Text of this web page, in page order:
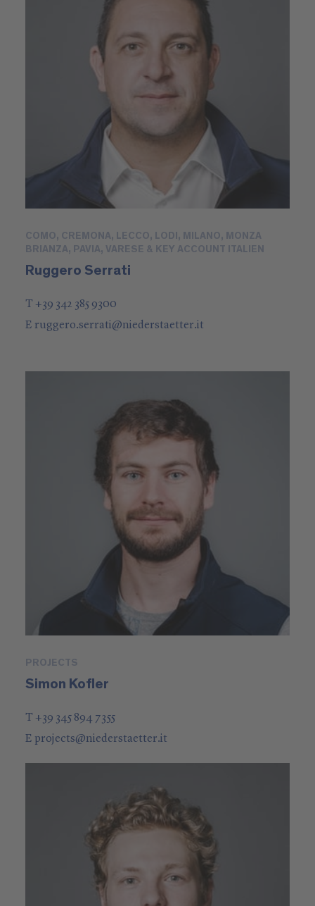
COMO, CREMONA, LECCO, LODI, MILANO, MONZA
BRIANZA, PAVIA, VARESE & KEY ACCOUNT ITALIEN
Ruggero Serrati
T +39 342 385 9300
E ruggero.serrati@niederstaetter.it
PROJECTS
Simon Kofler
T +39 345 894 7355
E projects@niederstaetter.it